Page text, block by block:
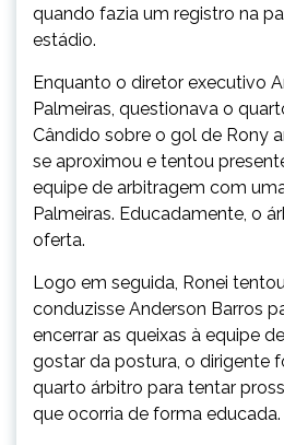
quando fazia um registro na
estádio.
Enquanto o diretor executivo
Palmeiras, questionava o
Cândido sobre o gol de Rony
se aproximou e tentou
equipe de arbitragem com
Palmeiras. Educadamente, o
oferta.
Logo em seguida, Ronei
conduzisse Anderson Barros
encerrar as queixas à equipe
gostar da postura, o dirigente
quarto árbitro para tentar
que ocorria de forma educada.